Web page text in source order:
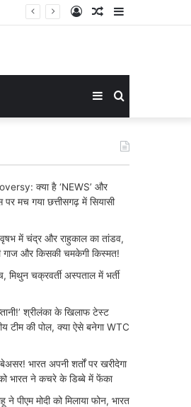
Sidebar
Random
Log
Search
for
Sidebar
क्या है ‘NEWS’ और
मच गया छत्तीसगढ़ में सियासी
वृषभ में चंद्र और राहुकाल का तांडव,
गाज और किसकी चमकेगी किस्मत!
मिथुन चक्रवर्ती अस्पताल में भर्ती
श्रीलंका के खिलाफ टेस्ट
टीम की पोल, क्या ऐसे बनेगा WTC
भारत अपनी शर्तों पर खरीदेगा
भारत ने कचरे के डिब्बे में फेंका
पीएम मोदी को मिलाया फोन, भारत